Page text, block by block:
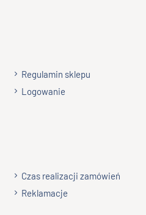
Regulamin sklepu
Logowanie
Czas realizacji zamówień
Reklamacje